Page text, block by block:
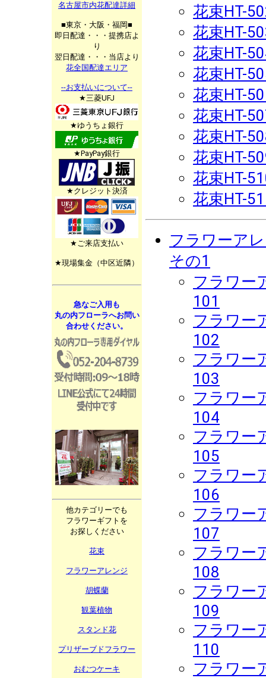
名古屋市内花配達詳細
■東京・大阪・福岡■
即日配達・・・提携店よ
り
翌日配達・・・当店より
花全国配達エリア
--お支払いについて--
★三菱UFJ
★ゆうちょ銀行
★PayPay銀行
★クレジット決済
★ご来店支払い
★現場集金（中区近隣）
急なご入用も
丸の内フローラへお問い
合わせください。
他カテゴリーでも
フラワーギフトを
お探しください
花束
フラワーアレンジ
胡蝶蘭
観葉植物
スタンド花
プリザーブドフラワー
おむつケーキ
花束HT-
花束HT-
花束HT-
花束HT-
花束HT-
花束HT-
花束HT-
花束HT-
花束HT-
花束HT-
フラワーア
その1
フラワー
101
フラワー
102
フラワー
103
フラワー
104
フラワー
105
フラワー
106
フラワー
107
フラワー
108
フラワー
109
フラワー
110
フラワー